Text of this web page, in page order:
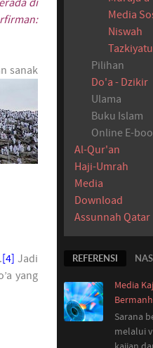
di
sanak
[4] Jadi
yang
Media
Niswah
Pilihan
Do'a - Dzikir
Ulama
Buku Islam
Online E-
Al-Qur'an
Haji-Umrah
Media
Download
Assunnah Qatar
REFERENSI
Media
Sarana
melalui